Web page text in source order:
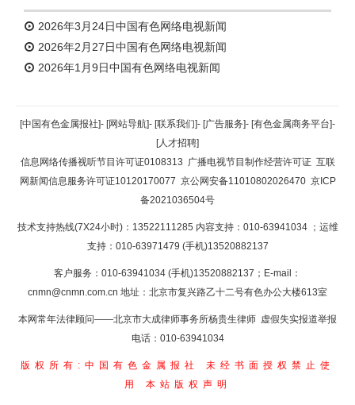
2026年3月24日中国有色网络电视新闻
2026年2月27日中国有色网络电视新闻
2026年1月9日中国有色网络电视新闻
[中国有色金属报社]- [网站导航]- [联系我们]- [广告服务]- [有色金属商务平台]-
[人才招聘]
信息网络传播视听节目许可证0108313 广播电视节目制作经营许可证 互联
网新闻信息服务许可证10120170077 京公网安备11010802026470 京ICP
备2021036504号
技术支持热线(7X24小时)：13522111285 内容支持：010-63941034 ；运维
支持：010-63971479 (手机)13520882137
客户服务：010-63941034 (手机)13520882137；E-mail：
cnmn@cnmn.com.cn 地址：北京市复兴路乙十二号有色办公大楼613室
本网常年法律顾问——北京市大成律师事务所杨贵生律师 虚假失实报道举报
电话：010-63941034
版权所有:中国有色金属报社
未经书面授权禁止使
用 本站版权声明